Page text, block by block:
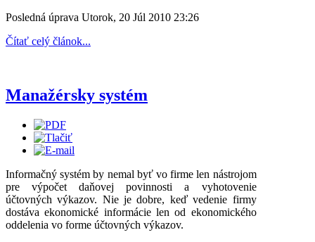
Posledná úprava Utorok, 20 Júl 2010 23:26
Čítať celý článok...
Manažérsky systém
Informačný systém by nemal byť vo firme len nástrojom
pre výpočet daňovej povinnosti a vyhotovenie
účtovných výkazov. Nie je dobre, keď vedenie firmy
dostáva ekonomické informácie len od ekonomického
oddelenia vo forme účtovných výkazov.